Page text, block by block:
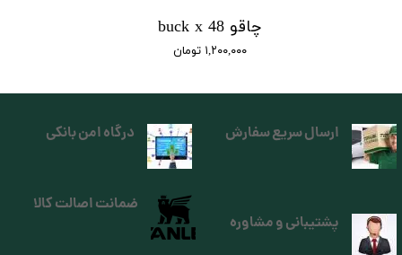
چاقو buck x 48
۱,۲۰۰,۰۰۰ تومان
ارسال سریع سفارش درگاه امن بانکی
پشتیبانی و مشاوره
ضمانت اصالت کالا